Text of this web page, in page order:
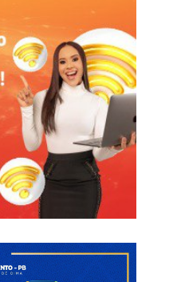
o diploma de vereadora,
quitação eleitoral válida
de campanha na eleição de
sua elegibilidade
de Lucinete apresentou
de sua candidatura, ela
eleitoral, o que legitimava sua